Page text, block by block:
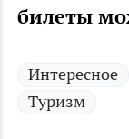
билеты
Интересное
Туризм